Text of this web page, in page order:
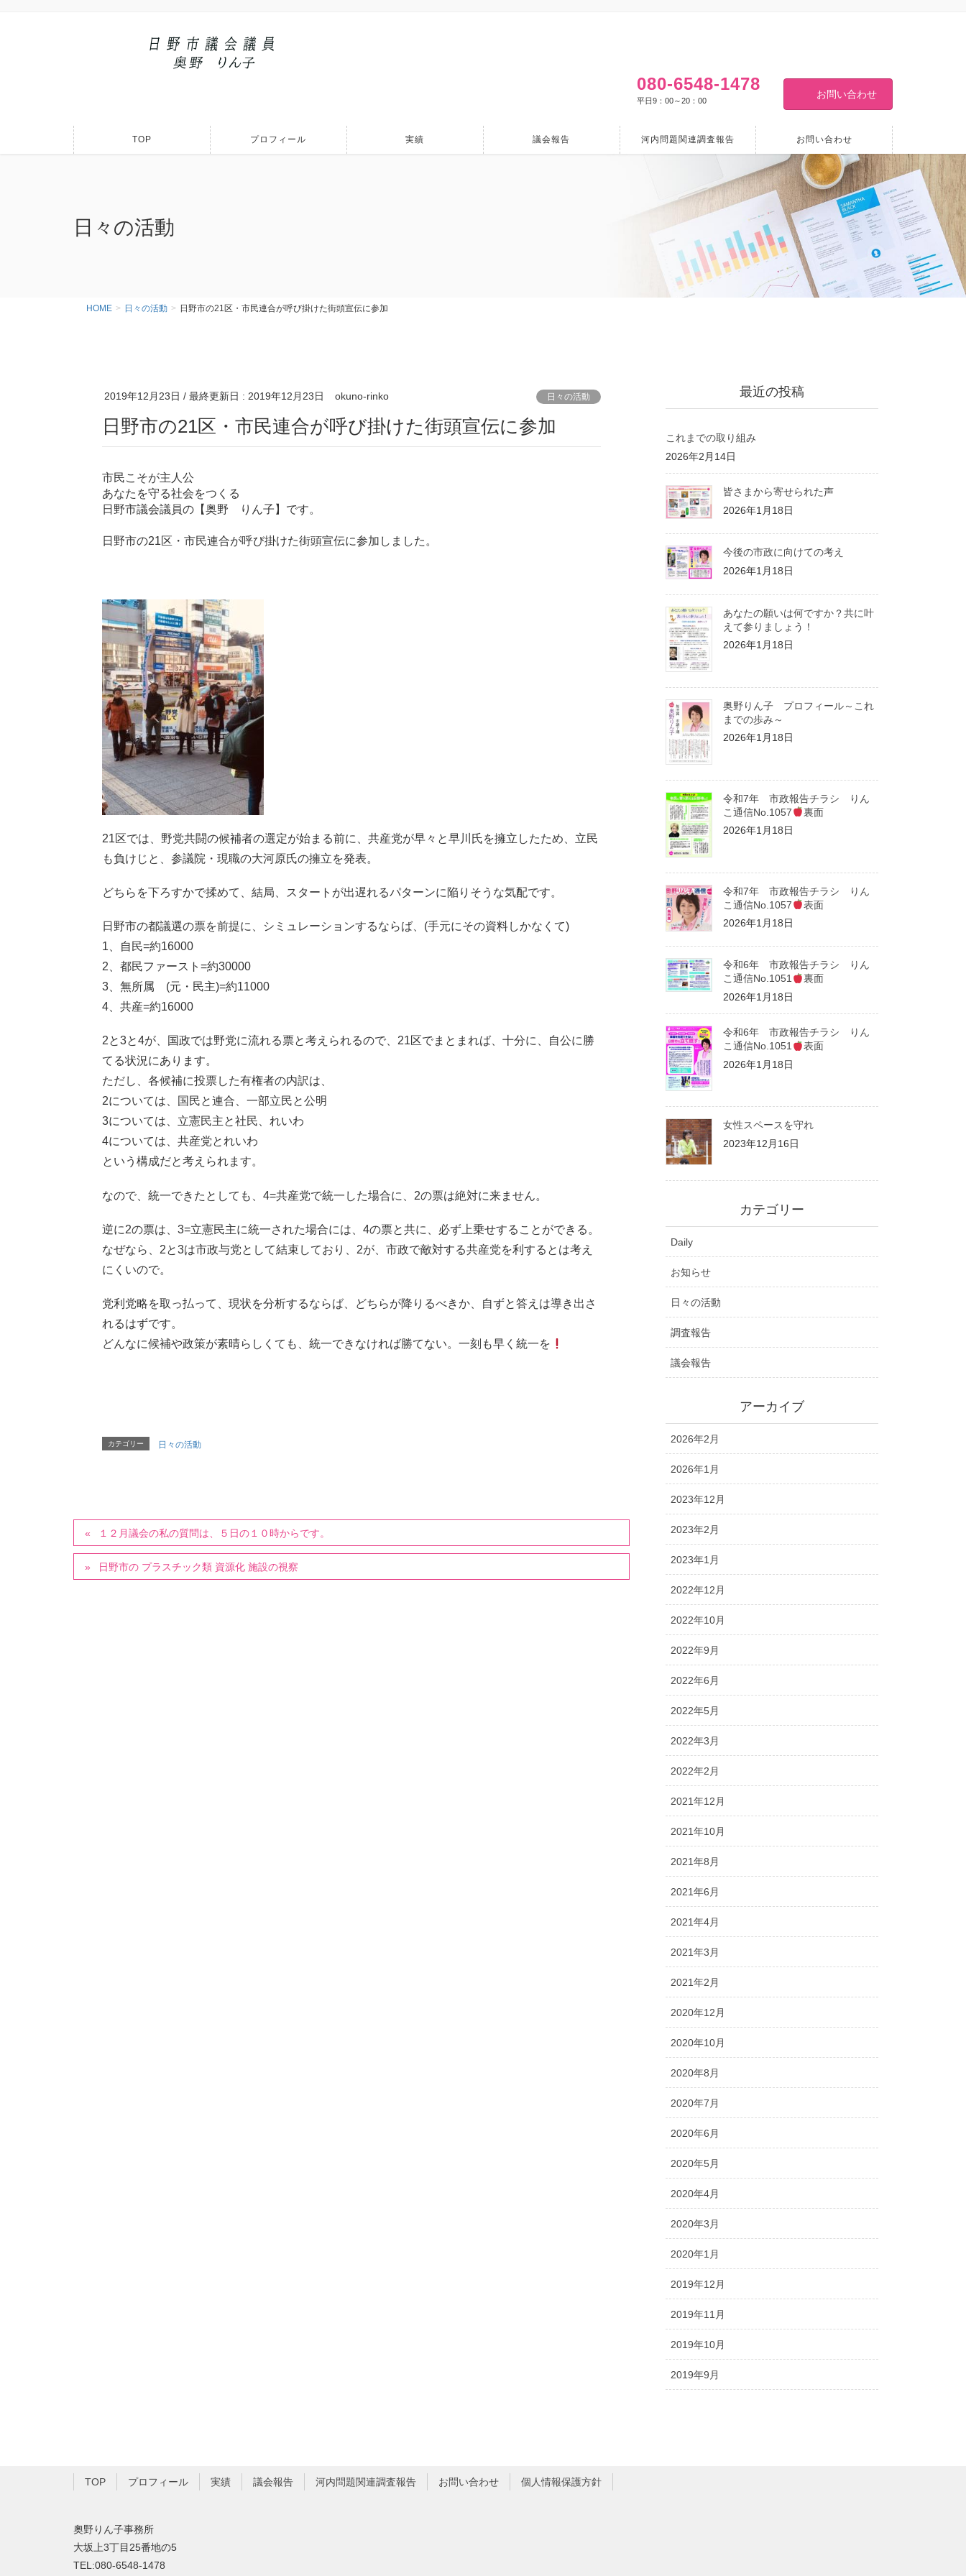
080-6548-1478
平日9：00～20：00
お問い合わせ
TOP プロフィール 実績 議会報告 河内問題関連調査報告 お問い合わせ
日々の活動
HOME 日々の活動 日野市の21区・市民連合が呼び掛けた街頭宣伝に参加
2019年12月23日 / 最終更新日 : 2019年12月23日 okuno-rinko 日々の活動
日野市の21区・市民連合が呼び掛けた街頭宣伝に参加
市民こそが主人公
あなたを守る社会をつくる
日野市議会議員の【奥野 りん子】です。
日野市の21区・市民連合が呼び掛けた街頭宣伝に参加しました。
21区では、野党共闘の候補者の選定が始まる前に、共産党が早々と早川氏を擁立したため、立民
も負けじと、参議院・現職の大河原氏の擁立を発表。
どちらを下ろすかで揉めて、結局、スタートが出遅れるパターンに陥りそうな気配です。
日野市の都議選の票を前提に、シミュレーションするならば、(手元にその資料しかなくて)
1、自民=約16000
2、都民ファースト=約30000
3、無所属 (元・民主)=約11000
4、共産=約16000
2と3と4が、国政では野党に流れる票と考えられるので、21区でまとまれば、十分に、自公に勝
てる状況にあります。
ただし、各候補に投票した有権者の内訳は、
2については、国民と連合、一部立民と公明
3については、立憲民主と社民、れいわ
4については、共産党とれいわ
という構成だと考えられます。
なので、統一できたとしても、4=共産党で統一した場合に、2の票は絶対に来ません。
逆に2の票は、3=立憲民主に統一された場合には、4の票と共に、必ず上乗せすることができる。
なぜなら、2と3は市政与党として結束しており、2が、市政で敵対する共産党を利するとは考え
にくいので。
党利党略を取っ払って、現状を分析するならば、どちらが降りるべきか、自ずと答えは導き出さ
れるはずです。
どんなに候補や政策が素晴らしくても、統一できなければ勝てない。一刻も早く統一を
カテゴリー 日々の活動
１２月議会の私の質問は、５日の１０時からです。
日野市の プラスチック類 資源化 施設の視察
最近の投稿
これまでの取り組み
2026年2月14日
皆さまから寄せられた声
2026年1月18日
今後の市政に向けての考え
2026年1月18日
あなたの願いは何ですか？共に叶
えて参りましょう！
2026年1月18日
奥野りん子 プロフィール～これ
までの歩み～
2026年1月18日
令和7年 市政報告チラシ りん
こ通信No.1057
裏面
2026年1月18日
令和7年 市政報告チラシ りん
こ通信No.1057
表面
2026年1月18日
令和6年 市政報告チラシ りん
こ通信No.1051
裏面
2026年1月18日
令和6年 市政報告チラシ りん
こ通信No.1051
表面
2026年1月18日
女性スペースを守れ
2023年12月16日
カテゴリー
Daily
お知らせ
日々の活動
調査報告
議会報告
アーカイブ
2026年2月
2026年1月
2023年12月
2023年2月
2023年1月
2022年12月
2022年10月
2022年9月
2022年6月
2022年5月
2022年3月
2022年2月
2021年12月
2021年10月
2021年8月
2021年6月
2021年4月
2021年3月
2021年2月
2020年12月
2020年10月
2020年8月
2020年7月
2020年6月
2020年5月
2020年4月
2020年3月
2020年1月
2019年12月
2019年11月
2019年10月
2019年9月
TOP プロフィール 実績 議会報告 河内問題関連調査報告 お問い合わせ 個人情報保護方針
奧野りん子事務所
大坂上3丁目25番地の5
TEL:080-6548-1478